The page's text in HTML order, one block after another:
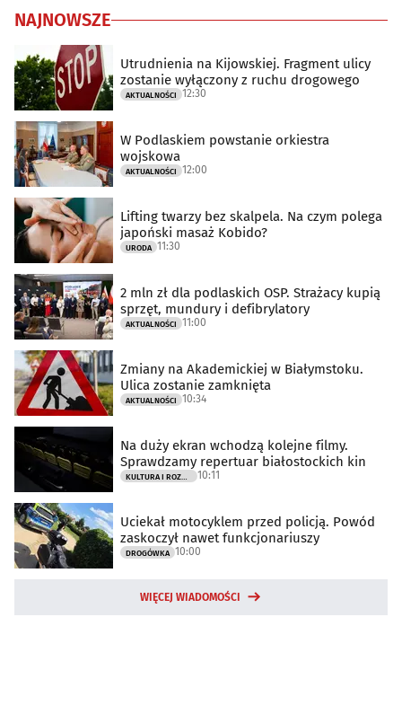
NAJNOWSZE
Utrudnienia na Kijowskiej. Fragment ulicy
zostanie wyłączony z ruchu drogowego
AKTUALNOŚCI 12:30
W Podlaskiem powstanie orkiestra
wojskowa
AKTUALNOŚCI 12:00
Lifting twarzy bez skalpela. Na czym polega
japoński masaż Kobido?
URODA 11:30
2 mln zł dla podlaskich OSP. Strażacy kupią
sprzęt, mundury i defibrylatory
AKTUALNOŚCI 11:00
Zmiany na Akademickiej w Białymstoku.
Ulica zostanie zamknięta
AKTUALNOŚCI 10:34
Na duży ekran wchodzą kolejne filmy.
Sprawdzamy repertuar białostockich kin
10:11
Uciekał motocyklem przed policją. Powód
zaskoczył nawet funkcjonariuszy
DROGÓWKA 10:00
WIĘCEJ WIADOMOŚCI